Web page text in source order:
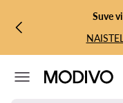
LIIGU PÕHISISU
MINE OTSINGUSSE
Suve